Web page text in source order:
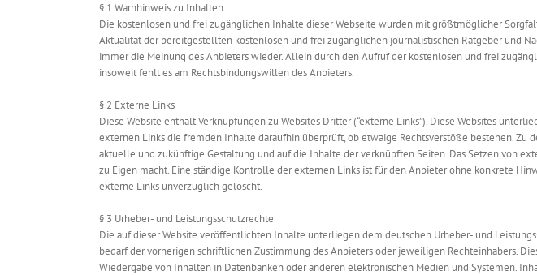
§ 1 Warnhinweis zu Inhalten
Die kostenlosen und frei zugänglichen Inhalte dieser Webseite wurden mit größtmöglicher
Aktualität der bereitgestellten kostenlosen und frei zugänglichen journalistischen Ratgeber und
immer die Meinung des Anbieters wieder. Allein durch den Aufruf der kostenlosen und frei
insoweit fehlt es am Rechtsbindungswillen des Anbieters.
§ 2 Externe Links
Diese Website enthält Verknüpfungen zu Websites Dritter (“externe Links”). Diese Websites
externen Links die fremden Inhalte daraufhin überprüft, ob etwaige Rechtsverstöße bestehen.
aktuelle und zukünftige Gestaltung und auf die Inhalte der verknüpften Seiten. Das Setzen von
zu Eigen macht. Eine ständige Kontrolle der externen Links ist für den Anbieter ohne konkrete
externe Links unverzüglich gelöscht.
§ 3 Urheber- und Leistungsschutzrechte
Die auf dieser Website veröffentlichten Inhalte unterliegen dem deutschen Urheber- und
bedarf der vorherigen schriftlichen Zustimmung des Anbieters oder jeweiligen Rechteinhabers.
Wiedergabe von Inhalten in Datenbanken oder anderen elektronischen Medien und Systemen.